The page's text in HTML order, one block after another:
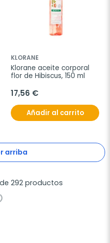
KLORANE
Klorane aceite corporal
flor de Hibiscus, 150 ml
17,56 €
Añadir al carrito
arriba
292 productos